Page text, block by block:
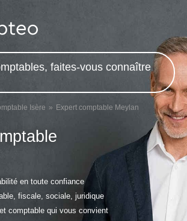
faites-vous connaître
Isère Expert comptable Meylan
en toute confiance
fiscale, sociale, juridique
comptable qui vous convient